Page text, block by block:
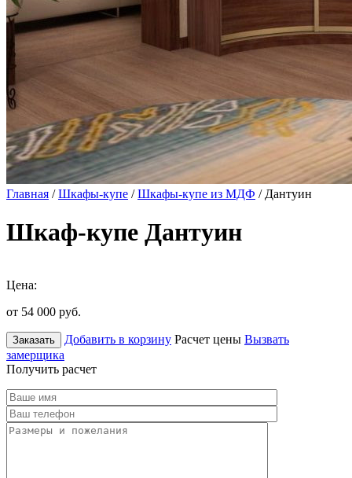
Главная /Шкафы-купе /Шкафы-купе из МДФ / Дантуин
Шкаф-купе Дантуин
Цена:
от 54 000 руб.
Заказать Добавить в корзину Расчет цены Вызвать
замерщика
Получить расчет